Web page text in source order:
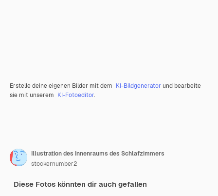
Erstelle deine eigenen Bilder mit dem KI-Bildgenerator und bearbeite
sie mit unserem KI-Fotoeditor.
Illustration des Innenraums des Schlafzimmers
stockernumber2
Diese Fotos könnten dir auch gefallen